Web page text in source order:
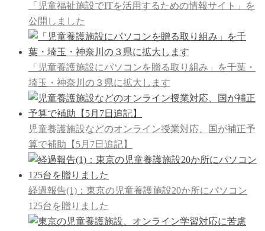
「児童福祉施設でITを活用するための情報サイト」を
公開しました
「児童養護施設にパソコンを贈る取り組み」を千葉・
埼玉・神奈川の３県に拡大します
児童養護施設などのオンライン授業対応、国が補正予
算で補助【5月7日追記】
経過報告(1)：東京の児童養護施設20か所にパソコン
125台を贈りました